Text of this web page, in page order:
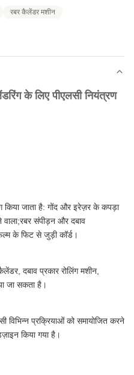
रबर कैलेंडर मशीन
के लिए पीएलसी नियंत्रण
जाता है: गोंद और इरेज़र के कपड़ा
संपीड़न और दबाव
के फिट से जुड़ी कॉर्ड।
दबाव प्रकार रोलिंग मशीन,
जा सकता है।
विभिन्न प्रक्रियाओं को समायोजित करने
किया गया है।